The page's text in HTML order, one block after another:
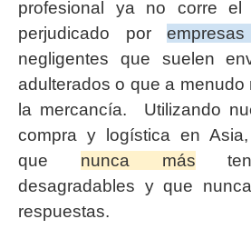
profesional ya no corre el
perjudicado por
negligentes que suelen
adulterados o que a menudo
la mercancía. Utilizando
compra y logística en
que nunca más
desagradables y que
respuestas.